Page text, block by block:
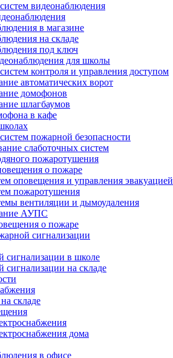
видеонаблюдения
в магазине
на складе
под ключ
для школы
контроля и управления доступом
автоматических ворот
домофонов
шлагбаумов
в кафе
пожарной безопасности
слаботочных систем
пожаротушения
о пожаре
оповещения и управления эвакуацией
пожаротушения
вентиляции и дымоудаления
АУПС
о пожаре
сигнализации
сигнализации в школе
сигнализации на складе
складе
дома
в офисе